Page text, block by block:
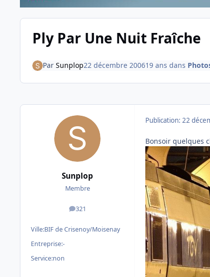
Ply Par Une Nuit Fraîche
Par Sunplop22 décembre 200619 ans dans
Sunplop
Membre
321
messages
Ville:BIF de Crisenoy/Moisenay
Entreprise:-
Service:non
Publication: 22
Bonsoir quelques